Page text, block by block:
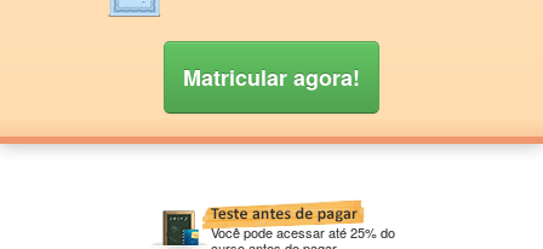
Matricular agora!
Você pode acessar até 25% do